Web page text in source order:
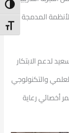
المدمجة
لدعم الابتكار
والتكنولوجي
أخصائي رعاية